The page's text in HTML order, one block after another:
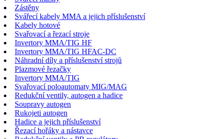
Zástěny
Svářecí kabely MMA a jejich příslušenství
Kabely hotové
Svařovací a řezací stroje
Invertory MMA/TIG HF
Invertory MMA/TIG HFAC-DC
Náhradní díly a příslušenství strojů
Plazmové řezačky
Invertory MMA/TIG
Svařovací poloautomaty MIG/MAG
Redukční ventily, autogen a hadice
Soupravy autogen
Rukojeti autogen
Hadice a jejich příslušenství
Řezací hořáky a nástavce